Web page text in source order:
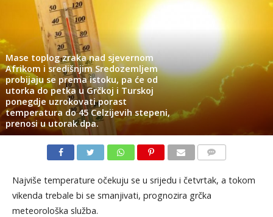
Mase toplog zraka nad sjevernom
Afrikom i središnjim Sredozemljem
probijaju se prema istoku, pa će od
utorka do petka u Grčkoj i Turskoj
ponegdje uzrokovati porast
temperatura do 45 Celzijevih stepeni,
prenosi u utorak dpa.
Najviše temperature očekuju se u srijedu i četvrtak, a tokom
vikenda trebale bi se smanjivati, prognozira grčka
meteorološka služba.